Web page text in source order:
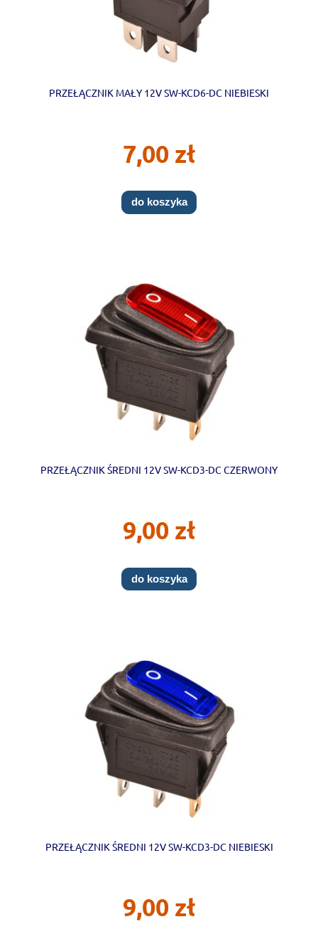
PRZEŁĄCZNIK MAŁY 12V SW-KCD6-DC NIEBIESKI
7,00 zł
do koszyka
PRZEŁĄCZNIK ŚREDNI 12V SW-KCD3-DC CZERWONY
9,00 zł
do koszyka
PRZEŁĄCZNIK ŚREDNI 12V SW-KCD3-DC NIEBIESKI
9,00 zł